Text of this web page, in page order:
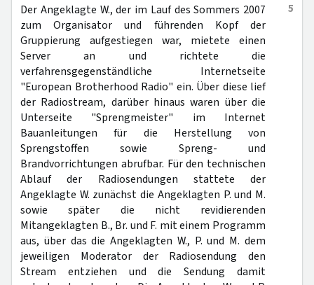
5
Der Angeklagte W., der im Lauf des Sommers 2007
zum Organisator und führenden Kopf der
Gruppierung aufgestiegen war, mietete einen
Server an und richtete die
verfahrensgegenständliche Internetseite
"European Brotherhood Radio" ein. Über diese lief
der Radiostream, darüber hinaus waren über die
Unterseite "Sprengmeister" im Internet
Bauanleitungen für die Herstellung von
Sprengstoffen sowie Spreng- und
Brandvorrichtungen abrufbar. Für den technischen
Ablauf der Radiosendungen stattete der
Angeklagte W. zunächst die Angeklagten P. und M.
sowie später die nicht revidierenden
Mitangeklagten B., Br. und F. mit einem Programm
aus, über das die Angeklagten W., P. und M. dem
jeweiligen Moderator der Radiosendung den
Stream entziehen und die Sendung damit